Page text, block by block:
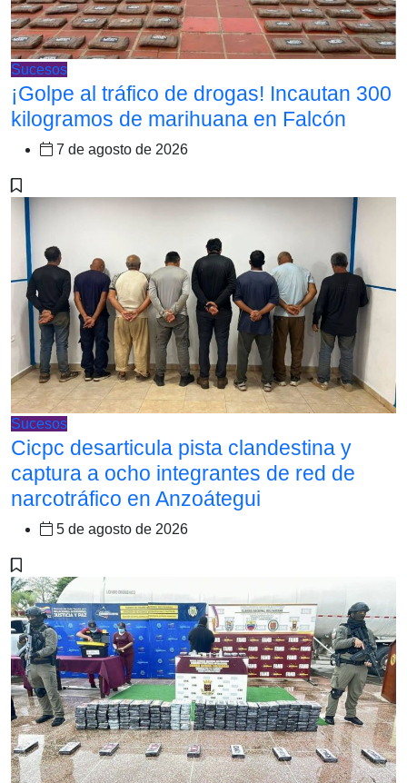
Sucesos
¡Golpe al tráfico de drogas! Incautan 300
kilogramos de marihuana en Falcón
7 de agosto de 2026
Sucesos
Cicpc desarticula pista clandestina y
captura a ocho integrantes de red de
narcotráfico en Anzoátegui
5 de agosto de 2026